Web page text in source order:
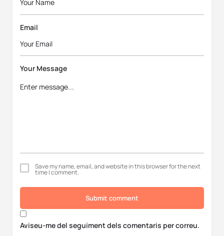
Email
Your Message
Save my name, email, and website in this browser for the next
time I comment.
Submit comment
Aviseu-me del seguiment dels comentaris per correu.